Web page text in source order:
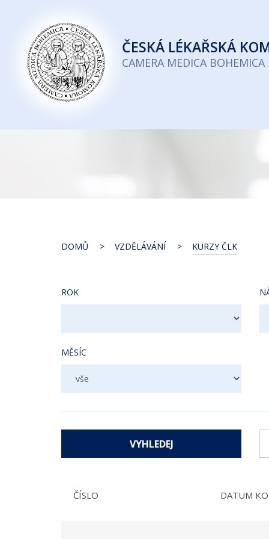
Česká
lékařská
komora
ČESKÁ LÉKAŘSKÁ
CAMERA MEDICA BOHEMICA
DOMŮ VZDĚLÁVÁNÍ KURZY ČLK
ROK
MĚSÍC
ČÍSLO DATUM